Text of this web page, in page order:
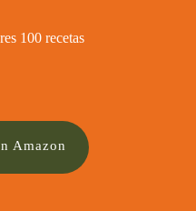
100 recetas
Amazon